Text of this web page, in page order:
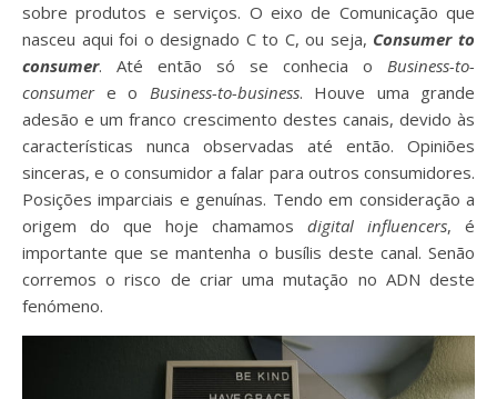
sobre produtos e serviços. O eixo de Comunicação que
nasceu aqui foi o designado C to C, ou seja, Consumer to
consumer. Até então só se conhecia o Business-to-
consumere o Business-to-business. Houve uma grande
adesão e um franco crescimento destes canais, devido às
características nunca observadas até então. Opiniões
sinceras, e o consumidor a falar para outros consumidores.
Posições imparciais e genuínas. Tendo em consideração a
origem do que hoje chamamos digital influencers, é
importante que se mantenha o busílis deste canal. Senão
corremos o risco de criar uma mutação no ADN deste
fenómeno.